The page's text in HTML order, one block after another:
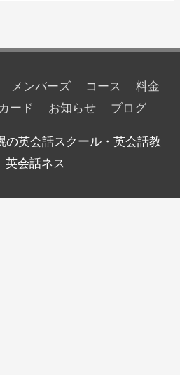
メンバーズ コース
料金
ード お知らせ ブログ
の英会話スクール・英会話教
英会話ネス